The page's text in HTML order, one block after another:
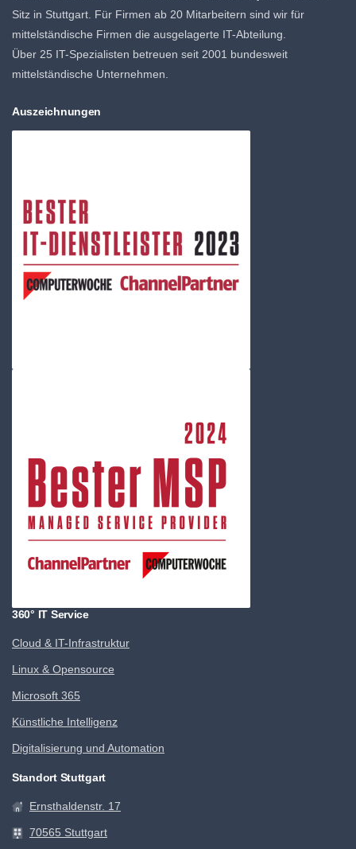
Sitz in Stuttgart. Für Firmen ab 20 Mitarbeitern sind wir für
mittelständische Firmen die ausgelagerte IT-Abteilung.
Über 25 IT-Spezialisten betreuen seit 2001 bundesweit
mittelständische Unternehmen.
Auszeichnungen
360° IT Service
Cloud & IT-Infrastruktur
Linux & Opensource
Microsoft 365
Künstliche Intelligenz
Digitalisierung und Automation
Standort Stuttgart
Ernsthaldenstr. 17
70565 Stuttgart